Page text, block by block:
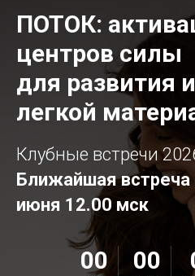
ПОТОК:
центров силы
для развития
легкой
Клубные встречи
Ближайшая встреча
июня 12.00 мск
00 00